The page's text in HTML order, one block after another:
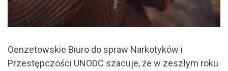
Oenzetowskie Biuro do spraw Narkotyków i
Przestępczości UNODC szacuje, że w zeszłym roku